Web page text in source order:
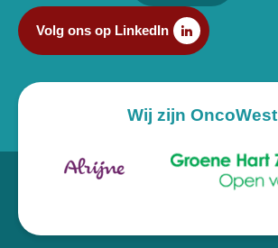
Volg ons op LinkedIn
Wij zijn OncoWest